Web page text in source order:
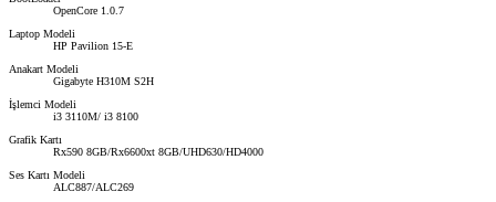
OpenCore 1.0.7
Laptop Modeli
HP Pavilion 15-E
Anakart Modeli
Gigabyte H310M S2H
İşlemci Modeli
i3 3110M/ i3 8100
Grafik Kartı
Rx590 8GB/Rx6600xt 8GB/UHD630/HD4000
Ses Kartı Modeli
ALC887/ALC269